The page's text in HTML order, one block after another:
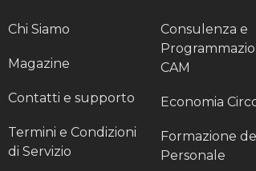
Chi Siamo
Magazine
Contatti e supporto
Termini e Condizioni
di Servizio
Consulenza e
CAM
Economia
Formazione del
Personale